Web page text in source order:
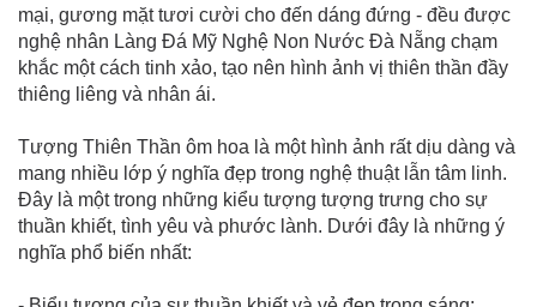
mại, gương mặt tươi cười cho đến dáng đứng - đều được
nghệ nhân Làng Đá Mỹ Nghệ Non Nước Đà Nẵng chạm
khắc một cách tinh xảo, tạo nên hình ảnh vị thiên thần đầy
thiêng liêng và nhân ái.
Tượng Thiên Thần ôm hoa là một hình ảnh rất dịu dàng và
mang nhiều lớp ý nghĩa đẹp trong nghệ thuật lẫn tâm linh.
Đây là một trong những kiểu tượng tượng trưng cho sự
thuần khiết, tình yêu và phước lành. Dưới đây là những ý
nghĩa phổ biến nhất: